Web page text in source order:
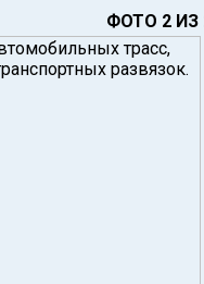
ФОТО 2 ИЗ